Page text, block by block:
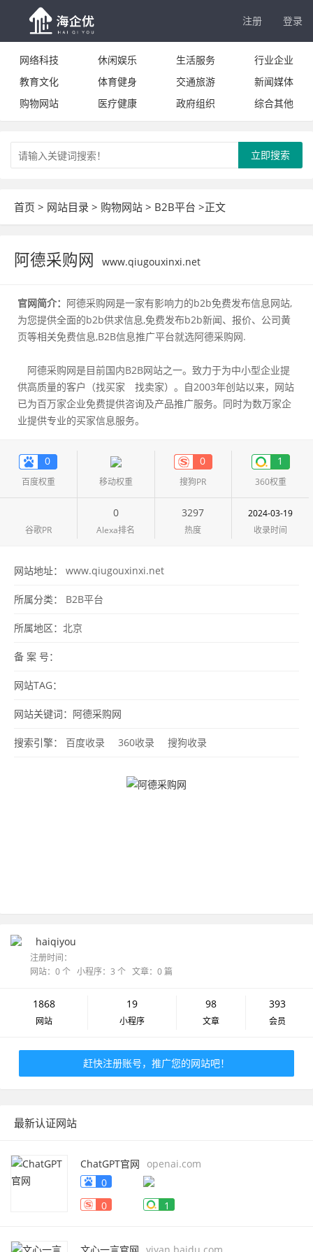
注册 登录
网络科技 休闲娱乐 生活服务
行业企业
教育文化
体育健身 交通旅游
新闻媒体
购物网站
医疗健康 政府组织 综合其他
立即搜索
首页 > 网站目录 > 购物网站 > B2B平台 >正文
阿德采购网 www.qiugouxinxi.net
官网简介： 阿德采购网是一家有影响力的b2b免费发布信息网站,
为您提供全面的b2b供求信息,免费发布b2b新闻、报价、公司黄
页等相关免费信息,B2B信息推广平台就选阿德采购网.
阿德采购网是目前国内B2B网站之一。致力于为中小型企业提
供高质量的客户（找买家 找卖家）。自2003年创站以来，网站
已为百万家企业免费提供咨询及产品推广服务。同时为数万家企
业提供专业的买家信息服务。
0
百度权重 移动权重
0
搜狗PR
1
360权重
谷歌PR
0
Alexa排名
3297
热度
2024-03-19
收录时间
网站地址： www.qiugouxinxi.net
所属分类： B2B平台
所属地区： 北京
备 案 号：
网站TAG：
网站关键词：阿德采购网
搜索引擎： 百度收录 360收录 搜狗收录
haiqiyou
注册时间：
网站：0 个 小程序：3 个 文章：0 篇
1868
网站
19
小程序
98
文章
393
会员
赶快注册账号，推广您的网站吧！
最新认证网站
ChatGPT官网
openai.com
0
0
1
文心一言官网 yiyan.baidu.com